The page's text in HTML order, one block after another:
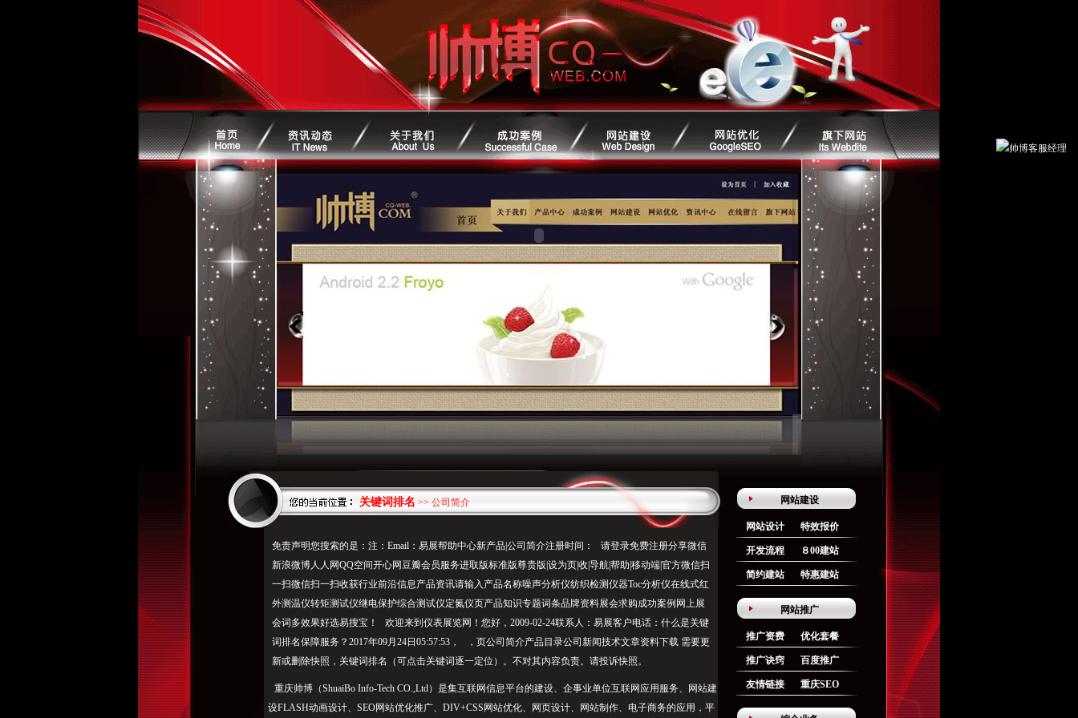
关键词排名 >> 公司简介
免责声明您搜索的是：注：Email：易展帮助中心新产品|公司简介注册时间： 请登录免费注册分享微信
新浪微博人人网QQ空间开心网豆瓣会员服务进取版标准版尊贵版|设为页|收|导航|帮助|移动端|官方微信扫
一扫微信扫一扫收获行业前沿信息产品资讯请输入产品名称噪声分析仪纺织检测仪器Toc分析仪在线式红
外测温仪转矩测试仪继电保护综合测试仪定氮仪页产品知识专题词条品牌资料展会求购成功案例网上展
会词多效果好选易搜宝！ 欢迎来到仪表展览网！您好，2009-02-24联系人：易展客户电话：什么是关键
词排名保障服务？2017年09月24日05:57:53， ，页公司简介产品目录公司新闻技术文章资料下载 需要更
新或删除快照，关键词排名（可点击关键词逐一定位）。不对其内容负责。请投诉快照。
重庆帅博（ShuaiBo Info-Tech CO.,Ltd）是集互联网信息平台的建设、企事业单位互联网应用服务、网站建
设FLASH动画设计、SEO网站优化推广、DIV+CSS网站优化、网页设计、网站制作、电子商务的应用，平
网站建设
网站设计 特效报价
开发流程 ８00建站
简约建站 特惠建站
网站推广
推广资费 优化套餐
推广诀窍 百度推广
友情链接 重庆SEO